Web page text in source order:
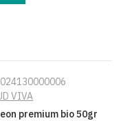
024130000006
VIVA
premium bio 50gr